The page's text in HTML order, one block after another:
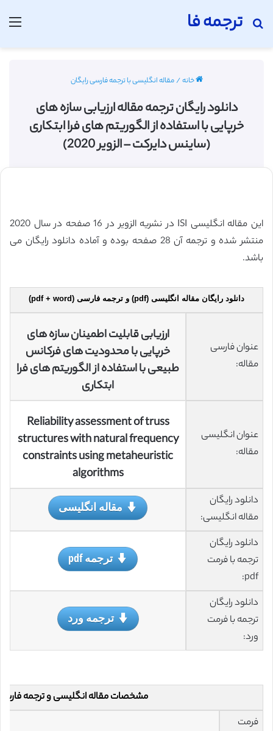
ترجمه فا
جستجو برای
خانه/مقاله انگلیسی با ترجمه فارسی رایگان
دانلود رایگان ترجمه مقاله ارزیابی سازه‌ های
خرپایی با استفاده از الگوریتم های فرا ابتکاری
(ساینس دایرکت – الزویر 2020)
این مقاله انگلیسی ISI در نشریه الزویر در 16 صفحه در سال 2020
منتشر شده و ترجمه آن 28 صفحه بوده و آماده دانلود رایگان می
باشد.
دانلود رایگان مقاله انگلیسی (pdf) و ترجمه فارسی (pdf + word)
عنوان فارسی
مقاله:
ارزیابی قابلیت اطمینان سازه های
خرپایی با محدودیت های فرکانس
طبیعی با استفاده از الگوریتم های فرا
ابتکاری
عنوان انگلیسی
مقاله:
Reliability assessment of truss
structures with natural frequency
constraints using metaheuristic
algorithms
دانلود رایگان
مقاله انگلیسی:
مقاله انگلیسی
دانلود رایگان
ترجمه با فرمت
pdf:
ترجمه pdf
دانلود رایگان
ترجمه با فرمت
ورد:
ترجمه ورد
مشخصات مقاله انگلیسی و ترجمه
فرمت